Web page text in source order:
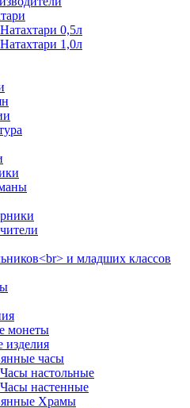
Натахтари 0,5л
Натахтари 1,0л
и младших классов
монеты
изделия
часы
Часы настольные
Часы настенные
Храмы